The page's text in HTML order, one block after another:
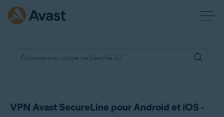
VPN Avast SecureLine pour Android et iOS -